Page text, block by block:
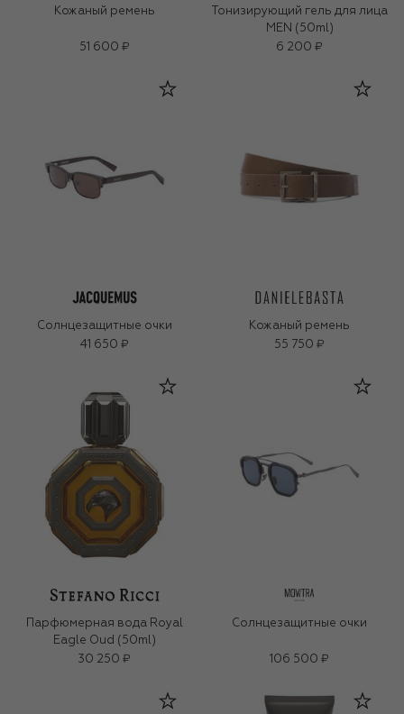
Кожаный ремень
51 600 ₽
Тонизирующий гель для лица
MEN (50ml)
6 200 ₽
Солнцезащитные очки
41 650 ₽
Кожаный ремень
55 750 ₽
Парфюмерная вода Royal
Eagle Oud (50ml)
30 250 ₽
Солнцезащитные очки
106 500 ₽